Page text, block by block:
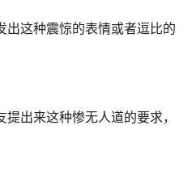
这种震惊的表情或者逗比的
出来这种惨无人道的要求，